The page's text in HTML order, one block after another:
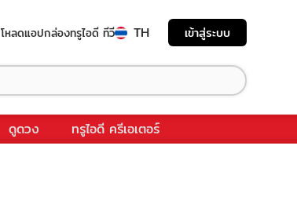
โหลดแอปกล่องทรูไอดี ทีวี TH เข้าสู่ระบบ
ดูดวง ทรูไอดี ครีเอเตอร์